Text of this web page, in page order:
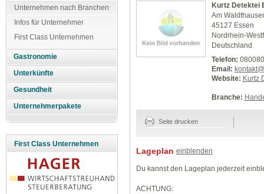
Unternehmen nach Branchen
Infos für Unternehmer
First Class Unternehmen
Gastronomie
Unterkünfte
Gesundheit
Unternehmerpakete
First Class Unternehmen
Kurtz Detektei
Am
45127 Essen
Nordrhein-
Deutschland
Telefon:
Email:
Website: Kurtz
Branche:
Seite drucken
Lageplan einblenden
Du kannst den Lageplan jederzeit
ACHTUNG: